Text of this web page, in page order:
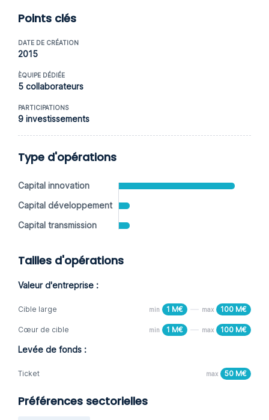
Points clés
DATE DE CRÉATION
2015
ÈQUIPE DÉDIÉE
5 collaborateurs
PARTICIPATIONS
9 investissements
Type d'opérations
Capital innovation
Capital développement
Capital transmission
Tailles d'opérations
Valeur d'entreprise :
Cible large min 1 M€ max 100 M€
Cœur de cible min 1 M€ max 100 M€
Levée de fonds :
Ticket max 50 M€
Préférences sectorielles